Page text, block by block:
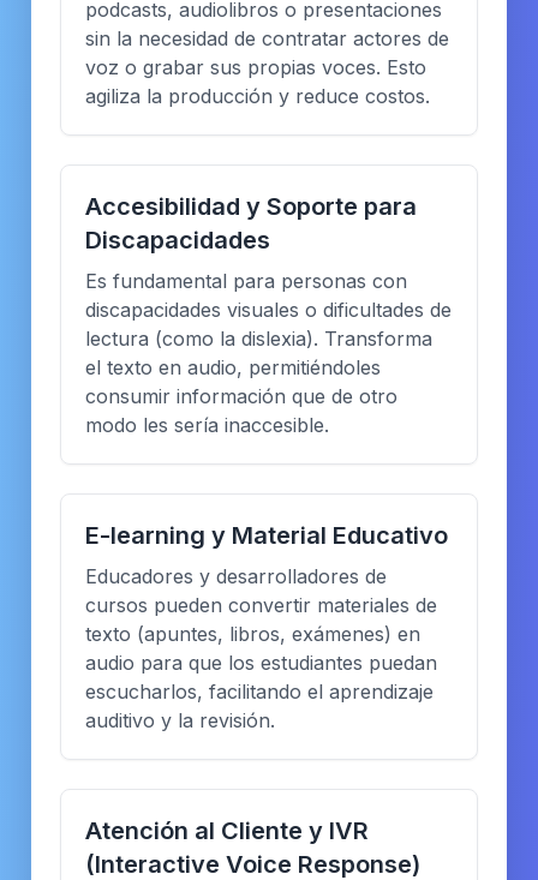
podcasts, audiolibros o presentaciones
sin la necesidad de contratar actores de
voz o grabar sus propias voces. Esto
agiliza la producción y reduce costos.
Accesibilidad y Soporte para
Discapacidades
Es fundamental para personas con
discapacidades visuales o dificultades de
lectura (como la dislexia). Transforma
el texto en audio, permitiéndoles
consumir información que de otro
modo les sería inaccesible.
E-learning y Material Educativo
Educadores y desarrolladores de
cursos pueden convertir materiales de
texto (apuntes, libros, exámenes) en
audio para que los estudiantes puedan
escucharlos, facilitando el aprendizaje
auditivo y la revisión.
Atención al Cliente y IVR
(Interactive Voice Response)